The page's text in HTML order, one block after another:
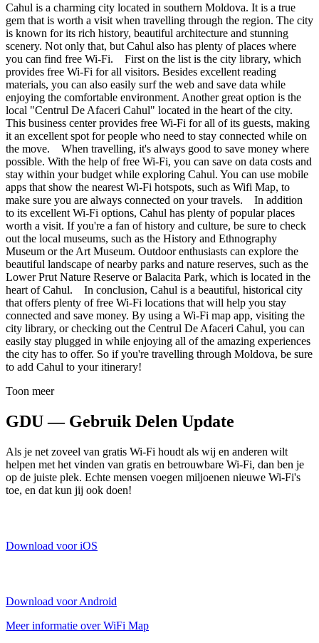
Cahul is a charming city located in southern Moldova. It is a true
gem that is worth a visit when travelling through the region. The city
is known for its rich history, beautiful architecture and stunning
scenery. Not only that, but Cahul also has plenty of places where
you can find free Wi-Fi. First on the list is the city library, which
provides free Wi-Fi for all visitors. Besides excellent reading
materials, you can also easily surf the web and save data while
enjoying the comfortable environment. Another great option is the
local "Centrul De Afaceri Cahul" located in the heart of the city.
This business center provides free Wi-Fi for all of its guests, making
it an excellent spot for people who need to stay connected while on
the move. When travelling, it's always good to save money where
possible. With the help of free Wi-Fi, you can save on data costs and
stay within your budget while exploring Cahul. You can use mobile
apps that show the nearest Wi-Fi hotspots, such as Wifi Map, to
make sure you are always connected on your travels. In addition
to its excellent Wi-Fi options, Cahul has plenty of popular places
worth a visit. If you're a fan of history and culture, be sure to check
out the local museums, such as the History and Ethnography
Museum or the Art Museum. Outdoor enthusiasts can explore the
beautiful landscape of nearby parks and nature reserves, such as the
Lower Prut Nature Reserve or Balacita Park, which is located in the
heart of Cahul. In conclusion, Cahul is a beautiful, historical city
that offers plenty of free Wi-Fi locations that will help you stay
connected and save money. By using a Wi-Fi map app, visiting the
city library, or checking out the Centrul De Afaceri Cahul, you can
easily stay plugged in while enjoying all of the amazing experiences
the city has to offer. So if you're travelling through Moldova, be sure
to add Cahul to your itinerary!
Toon meer
GDU — Gebruik Delen Update
Als je net zoveel van gratis Wi-Fi houdt als wij en anderen wilt
helpen met het vinden van gratis en betrouwbare Wi-Fi, dan ben je
op de juiste plek. Echte mensen voegen miljoenen nieuwe Wi-Fi's
toe, en dat kun jij ook doen!
Download voor iOS
Download voor Android
Meer informatie over WiFi Map